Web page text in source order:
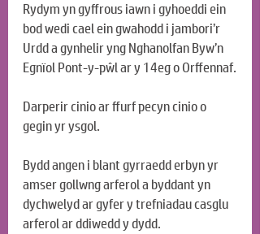
Rydym yn gyffrous iawn i gyhoeddi ein
bod wedi cael ein gwahodd i jambori’r
Urdd a gynhelir yng Nghanolfan Byw’n
Egnïol Pont-y-pŵl ar y 14eg o Orffennaf.
Darperir cinio ar ffurf pecyn cinio o
gegin yr ysgol.
Bydd angen i blant gyrraedd erbyn yr
amser gollwng arferol a byddant yn
dychwelyd ar gyfer y trefniadau casglu
arferol ar ddiwedd y dydd.